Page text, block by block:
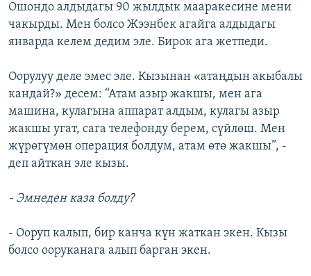
Ошондо алдыдагы 90 жылдык мааракесине мени
чакырды. Мен болсо Жээнбек агайга алдыдагы
январда келем дедим эле. Бирок ага жетпеди.
Оорулуу деле эмес эле. Кызынан «атаңдын акыбалы
кандай?» десем: “Атам азыр жакшы, мен ага
машина, кулагына аппарат алдым, кулагы азыр
жакшы угат, сага телефонду берем, сүйлөш. Мен
жүрөгүмөн операция болдум, атам өтө жакшы”, -
деп айткан эле кызы.
- Эмнеден каза болду?
- Ооруп калып, бир канча күн жаткан экен. Кызы
болсо ооруканага алып барган экен.